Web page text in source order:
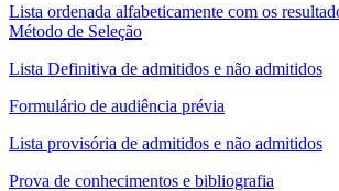
Lista ordenada alfabeticamente com os
Método de Seleção
Lista Definitiva de admitidos e não admitidos
Formulário de audiência prévia
Lista provisória de admitidos e não admitidos
Prova de conhecimentos e bibliografia